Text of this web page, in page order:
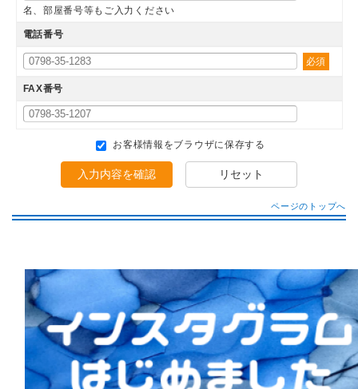
名、部屋番号等もご入力ください
電話番号
必須
FAX番号
お客様情報をブラウザに保存する
入力内容を確認 リセット
ページのトップへ